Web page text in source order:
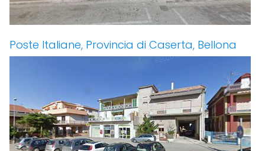
Poste Italiane, Provincia di Caserta, Bellona